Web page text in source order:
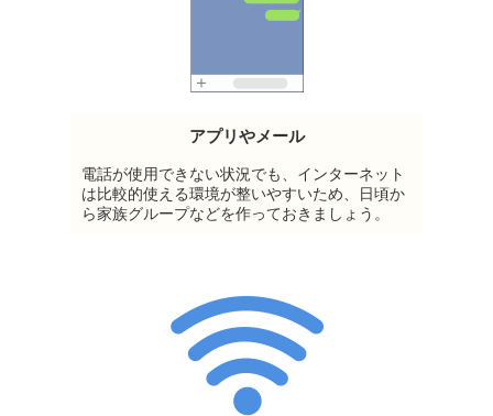
アプリやメール
電話が使用できない状況でも、インターネット
は比較的使える環境が整いやすいため、日頃か
ら家族グループなどを作っておきましょう。